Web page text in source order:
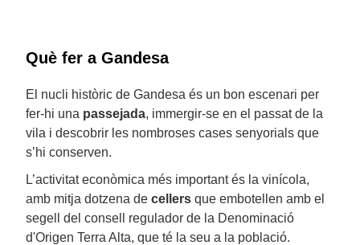
Què fer a Gandesa
El nucli històric de Gandesa és un bon escenari per
fer-hi una passejada, immergir-se en el passat de la
vila i descobrir les nombroses cases senyorials que
s’hi conserven.
L’activitat econòmica més important és la vinícola,
amb mitja dotzena de cellers que embotellen amb el
segell del consell regulador de la Denominació
d'Origen Terra Alta, que té la seu a la població.